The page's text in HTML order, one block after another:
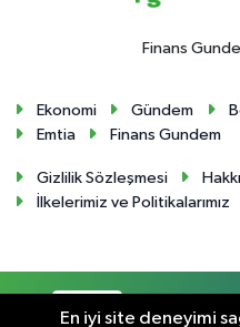
Finans
Ekonomi Gündem
Emtia
Finans Gundem
Gizlilik Sözleşmesi
İlkelerimiz ve Politikalarımız
En iyi site deneyimi